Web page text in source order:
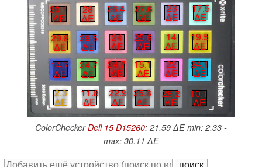
30.1
∆E
28
∆E
26.4
∆E
27.6
∆E
23
∆E
17.5
∆E
29.8
∆E
26.5
∆E
24
∆E
25.6
∆E
14
∆E
19.5
∆E
14.7
∆E
24.7
∆E
24.7
∆E
15.1
∆E
22
∆E
24.1
∆E
2.3
∆E
11.8
∆E
22.9
∆E
25.8
∆E
28.2
∆E
10.1
∆E
ColorCheckerDell 15 D15260: 21.59 ∆E min: 2.33 -
max: 30.11 ∆E